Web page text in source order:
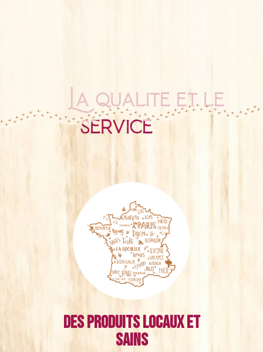
La qualité et le
service
Des produits locaux et
sains